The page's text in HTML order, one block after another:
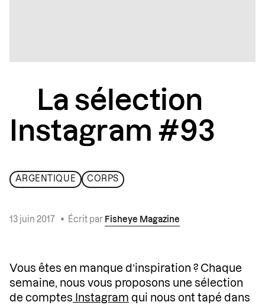
La sélection
Instagram #93
ARGENTIQUE CORPS
13 juin 2017 • Écrit par Fisheye Magazine
Vous êtes en manque d’inspiration ? Chaque
semaine, nous vous proposons une sélection
de comptes Instagram qui nous ont tapé dans